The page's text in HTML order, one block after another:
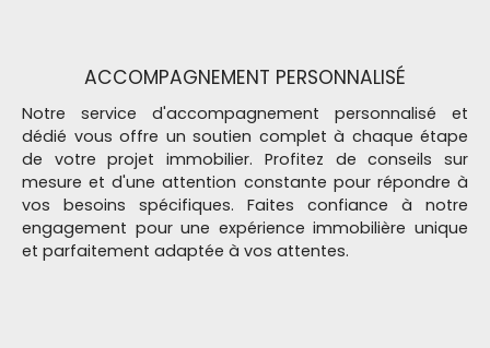
ACCOMPAGNEMENT PERSONNALISÉ
Notre service d'accompagnement personnalisé et
dédié vous offre un soutien complet à chaque étape
de votre projet immobilier. Profitez de conseils sur
mesure et d'une attention constante pour répondre à
vos besoins spécifiques. Faites confiance à notre
engagement pour une expérience immobilière unique
et parfaitement adaptée à vos attentes.